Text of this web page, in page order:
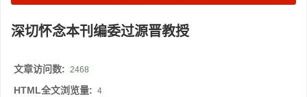
深切怀念本刊编委过源晋教授
文章访问数: 2468
HTML全文浏览量: 4